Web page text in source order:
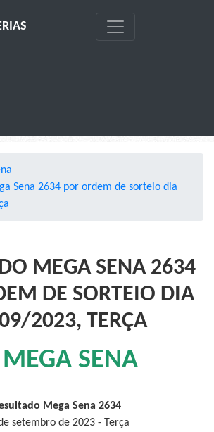
Sena 2634 por ordem de sorteio dia
MEGA SENA 2634
DE SORTEIO DIA
2023, TERÇA
MEGA SENA
Mega Sena 2634
setembro de 2023 - Terça